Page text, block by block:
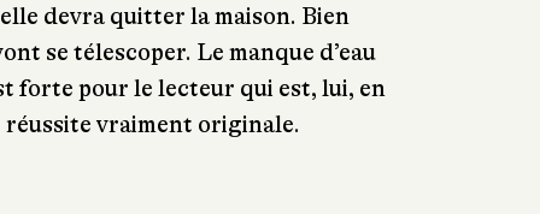
devra quitter la maison. Bien
se télescoper. Le manque d’eau
forte pour le lecteur qui est, lui, en
réussite vraiment originale.